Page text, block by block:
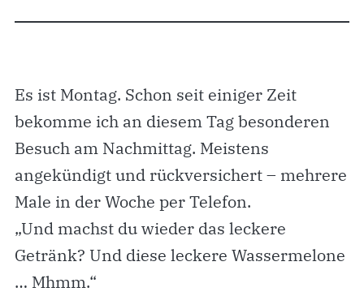
Es ist Montag. Schon seit einiger Zeit
bekomme ich an diesem Tag besonderen
Besuch am Nachmittag. Meistens
angekündigt und rückversichert – mehrere
Male in der Woche per Telefon.
„Und machst du wieder das leckere
Getränk? Und diese leckere Wassermelone
… Mhmm.“